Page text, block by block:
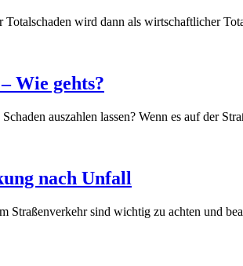
wird dann als wirtschaftlicher
Wie gehts?
auszahlen lassen? Wenn es auf der
nach Unfall
Straßenverkehr sind wichtig zu achten und